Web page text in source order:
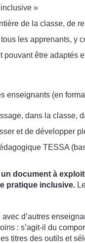
»
de la classe, de
les apprenants, y
être adaptés
enseignants (en
dans la classe,
et de développer
TESSA
document à
pratique inclusive.
d’autres
: s’agit-il du
titres des outils et